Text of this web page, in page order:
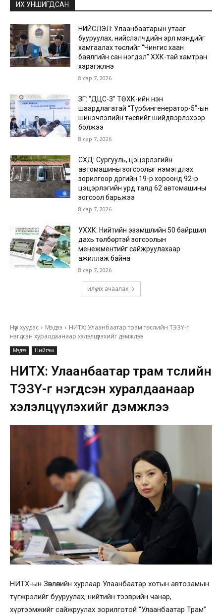
ИХ УНШИГДСАН
НИЙСЛЭЛ: Улаанбаатарын утааг
бууруулах, нийслэлчүүдийн эрүүл мэндийг
хамгаалах төслийг “Чингис хаан
баялгийн сан нэгдэл” ХХК-тай хамтран
хэрэгжүүлнэ
8 сар 7, 2026
ЗГ: “ДЦС-3” ТӨХК-ийн нэн
шаардлагатай “Турбингенератор-5”-ын
шинэчлэлийн төсвийг шийдвэрлэхээр
болжээ
8 сар 7, 2026
СХД: Сургууль, цэцэрлэгийн
автомашины зогсоолыг нэмэгдүүлэх
зорилгоор дүүргийн 19-р хороонд 92-р
цэцэрлэгийн урд талд 62 автомашины
зогсоол барьжээ
8 сар 7, 2026
УХХК: Нийтийн эзэмшлийн 50 байршил
дахь төлбөртэй зогсоолын
менежментийг сайжруулахаар
ажиллаж байна
8 сар 7, 2026
илүү их ачаалах